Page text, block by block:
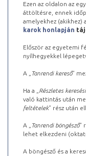
Ezen az oldalon az
áttöltésre, ennek
amelyekhez
karok honlapján
Először az egyetemi
nyílhegyekkel
A „ Tanrendi kereső”
Ha a „ Részletes
való kattintás után
feltételek” rész után
A „ Tanrendi böngésző”
lehet elkezdeni
A böngésző és a